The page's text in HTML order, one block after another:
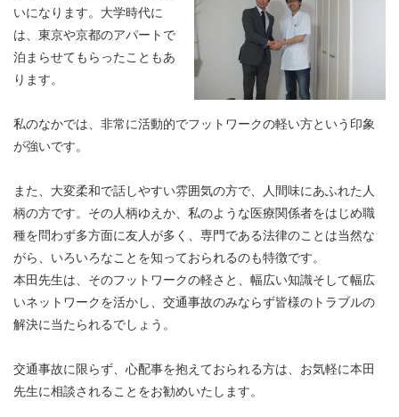
いになります。大学時代に
は、東京や京都のアパートで
泊まらせてもらったこともあ
ります。
私のなかでは、非常に活動的でフットワークの軽い方という印象
が強いです。
また、大変柔和で話しやすい雰囲気の方で、人間味にあふれた人
柄の方です。その人柄ゆえか、私のような医療関係者をはじめ職
種を問わず多方面に友人が多く、専門である法律のことは当然な
がら、いろいろなことを知っておられるのも特徴です。
本田先生は、そのフットワークの軽さと、幅広い知識そして幅広
いネットワークを活かし、交通事故のみならず皆様のトラブルの
解決に当たられるでしょう。
交通事故に限らず、心配事を抱えておられる方は、お気軽に本田
先生に相談されることをお勧めいたします。